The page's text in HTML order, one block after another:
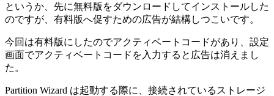
というか、先に無料版をダウンロードしてインストールした
のですが、有料版へ促すための広告が結構しつこいです。
今回は有料版にしたのでアクティベートコードがあり、設定
画面でアクティベートコードを入力すると広告は消えまし
た。
Partition Wizard は起動する際に、接続されているストレージ